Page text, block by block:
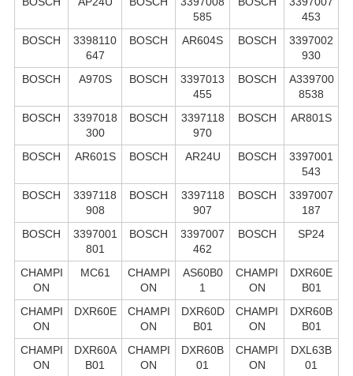
585
453
BOSCH
3398110
647
BOSCH AR604S BOSCH
3397002
930
BOSCH
A970S BOSCH
3397013
455
BOSCH
A339700
8538
BOSCH
3397018
300
BOSCH
3397118
970
BOSCH AR801S
BOSCH AR601S BOSCH AR24U BOSCH
3397001
543
BOSCH
3397118
908
BOSCH
3397118
907
BOSCH
3397007
187
BOSCH
3397001
801
BOSCH
3397007
462
BOSCH SP24
CHAMPI
ON
MC61
CHAMPI
ON
AS60B0
1
CHAMPI
ON
DXR60E
B01
CHAMPI
ON
DXR60E
CHAMPI
ON
DXR60D
B01
CHAMPI
ON
DXR60B
B01
CHAMPI
ON
DXR60A
B01
CHAMPI
ON
DXR60B
01
CHAMPI
ON
DXL63B
01